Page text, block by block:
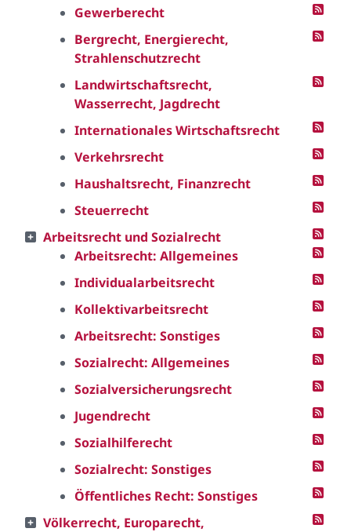
Gewerberecht
Bergrecht, Energierecht,
Strahlenschutzrecht
Landwirtschaftsrecht,
Wasserrecht, Jagdrecht
Internationales Wirtschaftsrecht
Verkehrsrecht
Haushaltsrecht, Finanzrecht
Steuerrecht
Arbeitsrecht und Sozialrecht
Arbeitsrecht: Allgemeines
Individualarbeitsrecht
Kollektivarbeitsrecht
Arbeitsrecht: Sonstiges
Sozialrecht: Allgemeines
Sozialversicherungsrecht
Jugendrecht
Sozialhilferecht
Sozialrecht: Sonstiges
Öffentliches Recht: Sonstiges
Völkerrecht, Europarecht,